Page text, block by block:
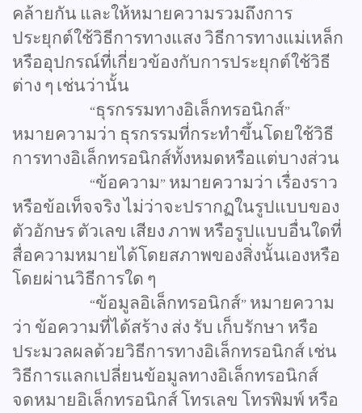
คล้ายกัน และให้หมายความรวมถึงการ
ประยุกต์ใช้วิธีการทางแสง วิธีการทางแม่เหล็ก
หรืออุปกรณ์ที่เกี่ยวข้องกับการประยุกต์ใช้วิธี
ต่าง ๆ เช่นว่านั้น
“ธุรกรรมทางอิเล็กทรอนิกส์”
หมายความว่า ธุรกรรมที่กระทำขึ้นโดยใช้วิธี
การทางอิเล็กทรอนิกส์ทั้งหมดหรือแต่บางส่วน
“ข้อความ” หมายความว่า เรื่องราว
หรือข้อเท็จจริง ไม่ว่าจะปรากฏในรูปแบบของ
ตัวอักษร ตัวเลข เสียง ภาพ หรือรูปแบบอื่นใดที่
สื่อความหมายได้โดยสภาพของสิ่งนั้นเองหรือ
โดยผ่านวิธีการใด ๆ
“ข้อมูลอิเล็กทรอนิกส์” หมายความ
ว่า ข้อความที่ได้สร้าง ส่ง รับ เก็บรักษา หรือ
ประมวลผลด้วยวิธีการทางอิเล็กทรอนิกส์ เช่น
วิธีการแลกเปลี่ยนข้อมูลทางอิเล็กทรอนิกส์
จดหมายอิเล็กทรอนิกส์โทรเลข โทรพิมพ์ หรือ